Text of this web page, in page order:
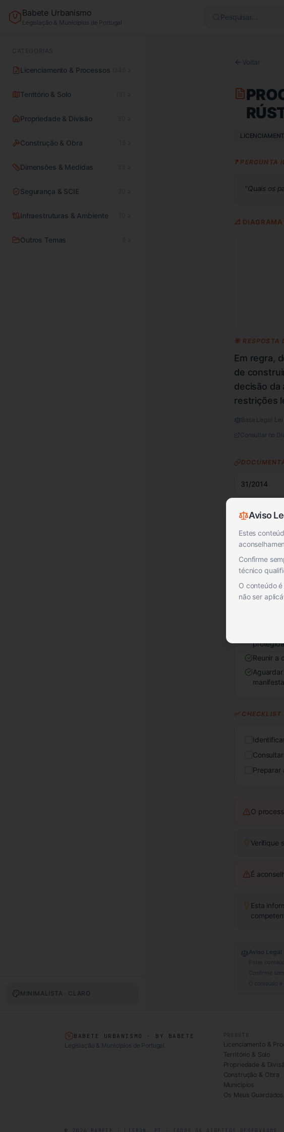
Babete Urbanismo
Legislação & Municípios de Portugal
Pesquisar...
Licenciamento & Processos
Território & Solo
Propriedade & Divisão
Construção & Obra
Dimensões & Medidas
Segurança & SCIE
Infraestruturas & Ambiente
Outros Temas
MINIMALISTA · CLARO
Voltar
❓ PERGUNTA
"Quais os
📐
🎯 RESPOSTA
Em regra,
de
decisão da
restrições
Base Legal:
Consultar no
31/2014
📋
A
A Lei
em
Reunir a
✅ CHECKLIST
Preparar
O
Verifique
É
Esta
Aviso Legal
Estes
Confirme
O conteúdo
BABETE URBANISMO · BY BABETE
Legislação & Municípios de Portugal
PRODUTO
Licenciamento &
Território & Solo
Propriedade &
Construção & Obra
Municípios
Os Meus Guardados
Aviso
Estes
Confirme
técnico
O conteúdo
não ser